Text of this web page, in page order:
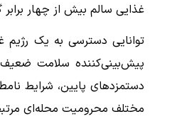
غذایی سالم بیش از چهار
توانایی دسترسی به یک
پیش‌بینی‌کننده سلامت
دستمزدهای پایین، شرایط
مختلف محرومیت محله‌ای